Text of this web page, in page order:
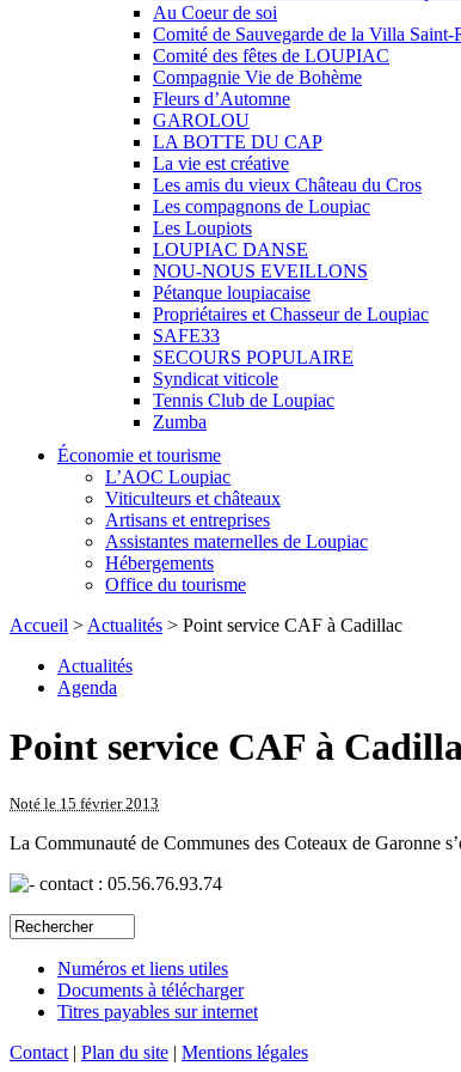
Au Coeur de soi
Comité de Sauvegarde de la Villa Saint-
Comité des fêtes de LOUPIAC
Compagnie Vie de Bohème
Fleurs d’Automne
GAROLOU
LA BOTTE DU CAP
La vie est créative
Les amis du vieux Château du Cros
Les compagnons de Loupiac
Les Loupiots
LOUPIAC DANSE
NOU-NOUS EVEILLONS
Pétanque loupiacaise
Propriétaires et Chasseur de Loupiac
SAFE33
SECOURS POPULAIRE
Syndicat viticole
Tennis Club de Loupiac
Zumba
Économie et tourisme
L’AOC Loupiac
Viticulteurs et châteaux
Artisans et entreprises
Assistantes maternelles de Loupiac
Hébergements
Office du tourisme
Accueil > Actualités > Point service CAF à Cadillac
Actualités
Agenda
Point service CAF à
Noté le 15 février 2013
La Communauté de Communes des Coteaux de Garonne
contact : 05.56.76.93.74
Numéros et liens utiles
Documents à télécharger
Titres payables sur internet
Contact | Plan du site | Mentions légales